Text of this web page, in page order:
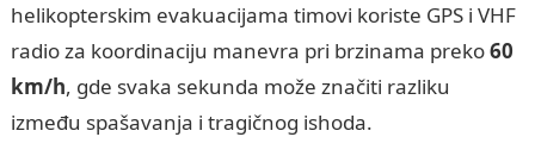
helikopterskim evakuacijama timovi koriste GPS i VHF
radio za koordinaciju manevra pri brzinama preko60
km/h, gde svaka sekunda može značiti razliku
između spašavanja i tragičnog ishoda.